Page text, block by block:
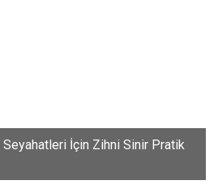
Seyahatleri İçin Zihni Sinir Pratik